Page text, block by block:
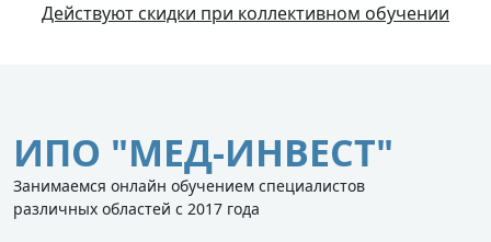
Действуют скидки при коллективном обучении
ИПО "МЕД-ИНВЕСТ"
Занимаемся онлайн обучением специалистов
различных областей с 2017 года